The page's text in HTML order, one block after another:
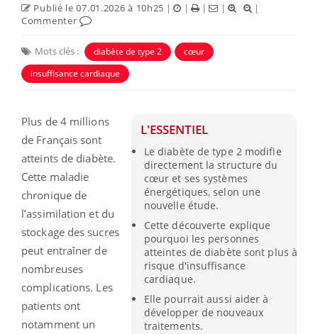
Publié le 07.01.2026 à 10h25 | | | |
|
Commenter
Mots clés : diabète de type 2
cœur
insuffisance cardiaque
L'ESSENTIEL
Le diabète de type 2 modifie
directement la structure du
cœur et ses systèmes
énergétiques, selon une
nouvelle étude.
Cette découverte explique
pourquoi les personnes
atteintes de diabète sont plus à
risque d'insuffisance
cardiaque.
Elle pourrait aussi aider à
développer de nouveaux
traitements.
Plus de 4 millions
de Français sont
atteints de diabète.
Cette maladie
chronique de
l’assimilation et du
stockage des sucres
peut entraîner de
nombreuses
complications. Les
patients ont
notamment un